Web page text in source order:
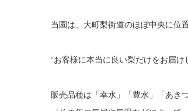
当園は、大町梨街道のほぼ中央に位
“お客様に本当に良い梨だけをお届
販売品種は「幸水」「豊水」「あき